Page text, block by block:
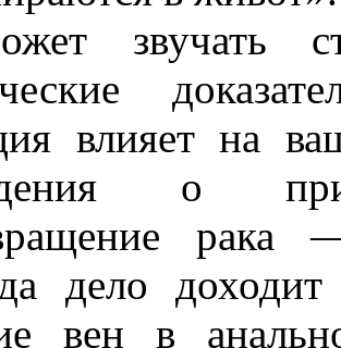
звучать
влияет на
о
рака
дело
вен в